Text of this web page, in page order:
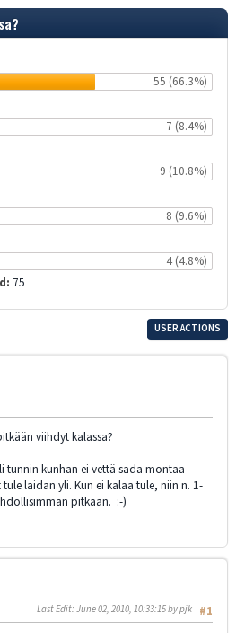
55 (66.3%)
7 (8.4%)
9 (10.8%)
8 (9.6%)
4 (4.8%)
75
USER ACTIONS
viihdyt kalassa?
tunnin kunhan ei vettä sada montaa
laidan yli. Kun ei kalaa tule, niin n. 1-
pitkään. :-)
#1
Last Edit: June 02, 2010, 10:33:15 by pjk